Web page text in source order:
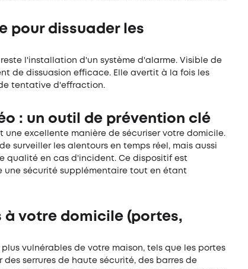
pour dissuader les
l'installation d'un système d'alarme. Visible de
de dissuasion efficace. Elle avertit à la fois les
tentative d'effraction.
: un outil de prévention clé
une excellente manière de sécuriser votre domicile.
surveiller les alentours en temps réel, mais aussi
qualité en cas d'incident. Ce dispositif est
une sécurité supplémentaire tout en étant
à votre domicile (portes,
vulnérables de votre maison, tels que les portes
des serrures de haute sécurité, des barres de